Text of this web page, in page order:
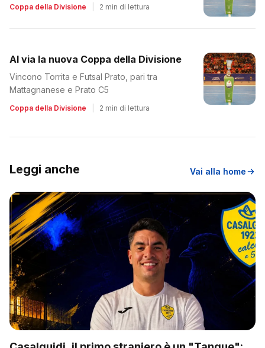
Coppa della Divisione 2 min di lettura
Al via la nuova Coppa della Divisione
Vincono Torrita e Futsal Prato, pari tra
Mattagnanese e Prato C5
Coppa della Divisione 2 min di lettura
Leggi anche Vai alla home